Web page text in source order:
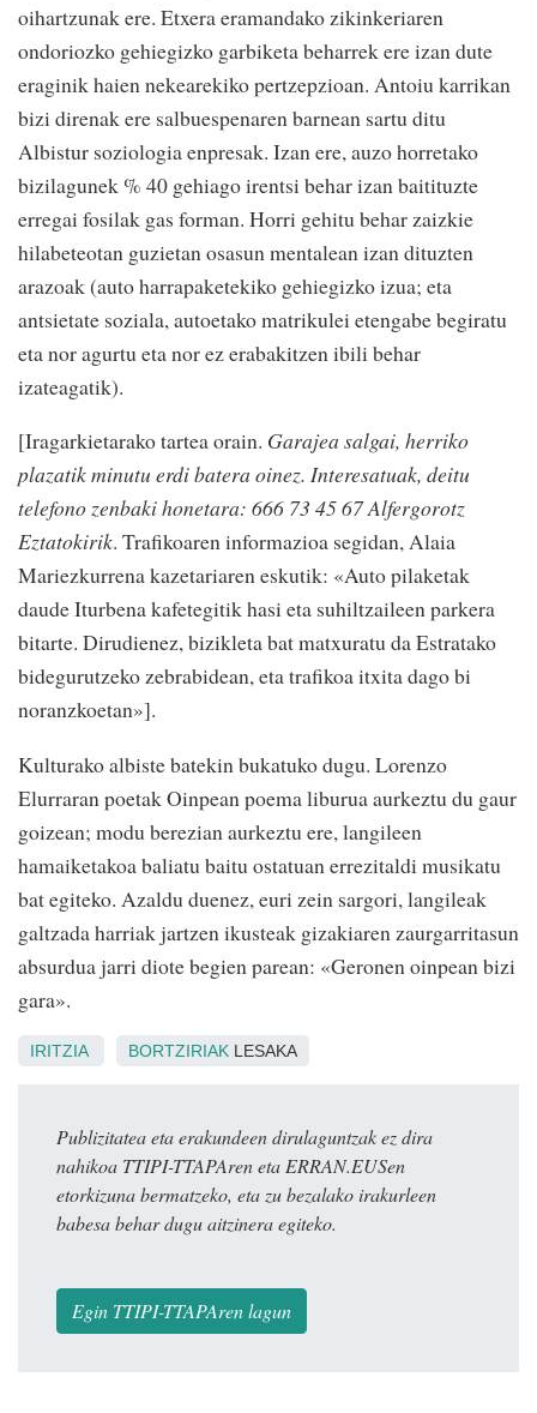
oihartzunak ere. Etxera eramandako zikinkeriaren
ondoriozko gehiegizko garbiketa beharrek ere izan dute
eraginik haien nekearekiko pertzepzioan. Antoiu karrikan
bizi direnak ere salbuespenaren barnean sartu ditu
Albistur soziologia enpresak. Izan ere, auzo horretako
bizilagunek % 40 gehiago irentsi behar izan baitituzte
erregai fosilak gas forman. Horri gehitu behar zaizkie
hilabeteotan guzietan osasun mentalean izan dituzten
arazoak (auto harrapaketekiko gehiegizko izua; eta
antsietate soziala, autoetako matrikulei etengabe begiratu
eta nor agurtu eta nor ez erabakitzen ibili behar
izateagatik).
[Iragarkietarako tartea orain. Garajea salgai, herriko
plazatik minutu erdi batera oinez. Interesatuak, deitu
telefono zenbaki honetara: 666 73 45 67 Alfergorotz
Eztatokirik. Trafikoaren informazioa segidan, Alaia
Mariezkurrena kazetariaren eskutik: «Auto pilaketak
daude Iturbena kafetegitik hasi eta suhiltzaileen parkera
bitarte. Dirudienez, bizikleta bat matxuratu da Estratako
bidegurutzeko zebrabidean, eta trafikoa itxita dago bi
noranzkoetan»].
Kulturako albiste batekin bukatuko dugu. Lorenzo
Elurraran poetak Oinpean poema liburua aurkeztu du gaur
goizean; modu berezian aurkeztu ere, langileen
hamaiketakoa baliatu baitu ostatuan errezitaldi musikatu
bat egiteko. Azaldu duenez, euri zein sargori, langileak
galtzada harriak jartzen ikusteak gizakiaren zaurgarritasun
absurdua jarri diote begien parean: «Geronen oinpean bizi
gara».
IRITZIA BORTZIRIAK LESAKA
Publizitatea eta erakundeen dirulaguntzak ez dira
nahikoa TTIPI-TTAPAren eta ERRAN.EUSen
etorkizuna bermatzeko, eta zu bezalako irakurleen
babesa behar dugu aitzinera egiteko.
Egin TTIPI-TTAPAren lagun